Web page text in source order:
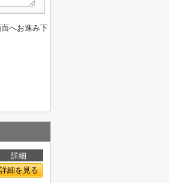
へお進み下
詳細
細を見る